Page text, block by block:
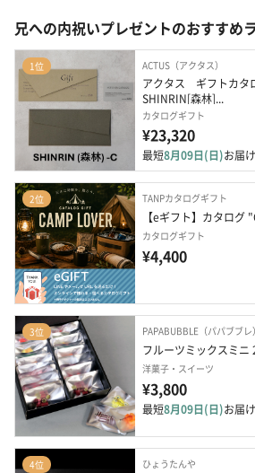
兄への内祝いプレゼントのおすすめ
1位 ACTUS（アクタス）
アクタス　ギフトカ
SHINRIN[森林]...
カタログギフト
¥23,320
最短8月09日(日)お届け
2位 TANPカタログギフト
【eギフト】カタログ
カタログギフト
¥4,400
3位 PAPABUBBLE（パパブブレ）
フルーツミックスミニ
洋菓子・スイーツ
¥3,800
最短8月09日(日)お届け
4位 ひょうたんや